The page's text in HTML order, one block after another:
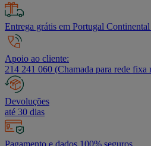
Entrega grátis em Portugal
Apoio ao cliente:
214 241 060 (Chamada para rede fixa
Devoluções
até 30 dias
Pagamento e dados 100% seguros